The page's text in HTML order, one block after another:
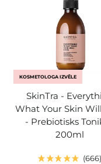
KOSMETOLOGA IZVĒLE
SkinTra -
What Your Skin
- Prebiotisks
200ml
666